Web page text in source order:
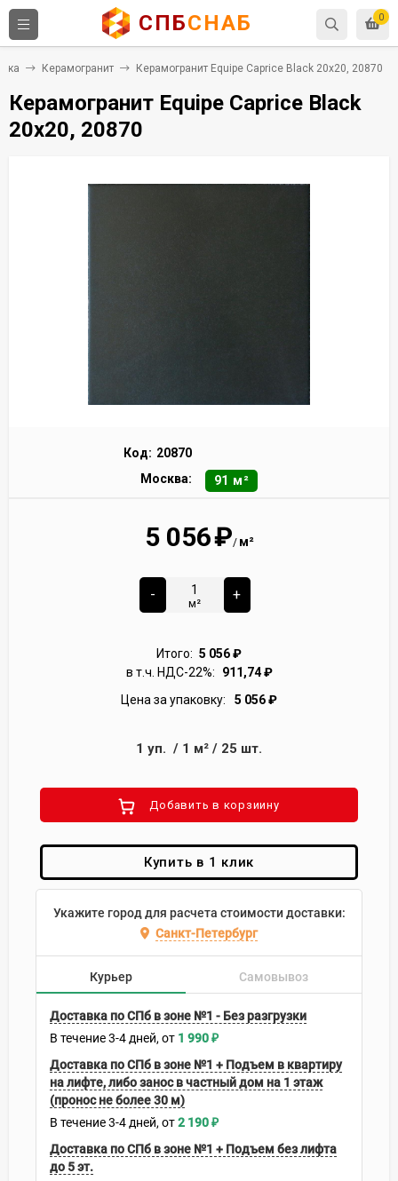
0
СПБСНАБ
Керамогранит Керамогранит Equipe Caprice Black 20x20, 20870
Керамогранит Equipe Caprice Black
20x20, 20870
Код: 20870
Москва:
91 м²
5 056₽/ м²
-
м²
+
Итого: 5 056₽
в т.ч. НДС-22%:
911,74₽
Цена за упаковку:
5 056₽
1 уп. / 1 м² / 25 шт.
Добавить в корзиину
Купить в 1 клик
Укажите город для расчета стоимости доставки:
Санкт-Петербург
Курьер Самовывоз
Доставка по СПб в зоне №1 - Без разгрузки
В течение3-4 дней 1 990₽
Доставка по СПб в зоне №1 + Подъем в квартиру
на лифте, либо занос в частный дом на 1 этаж
(пронос не более 30 м)
В течение3-4 дней 2 190₽
Доставка по СПб в зоне №1 + Подъем без лифта
до 5 эт.